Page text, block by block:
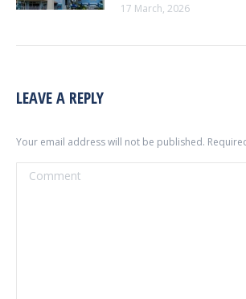
17 March, 2026
LEAVE A REPLY
Your email address will not be published.
Comment